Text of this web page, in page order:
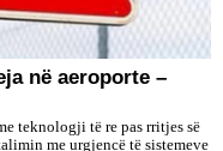
në aeroporte –
teknologji të re pas rritjes së
me urgjencë të sistemeve